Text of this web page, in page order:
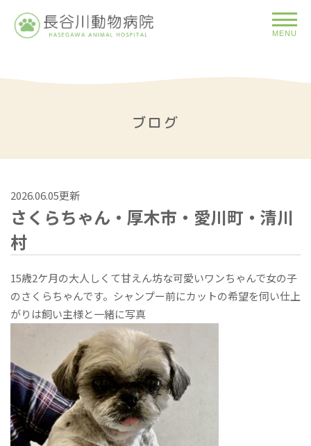
MENU
ブログ
2026.06.05更新
さくらちゃん・厚木市・愛川町・清川
村
15歳2ケ月の大人しくて甘えん坊な可愛いワンちゃんで女の子
のさくらちゃんです。シャンプー前にカットの希望を伺い仕上
がりは飼い主様と一緒に写真